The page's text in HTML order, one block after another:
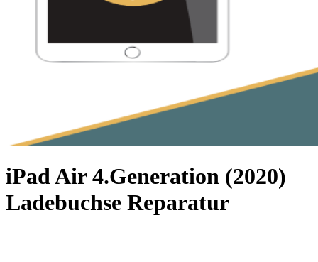
iPad Air 4.Generation (2020)
Ladebuchse Reparatur